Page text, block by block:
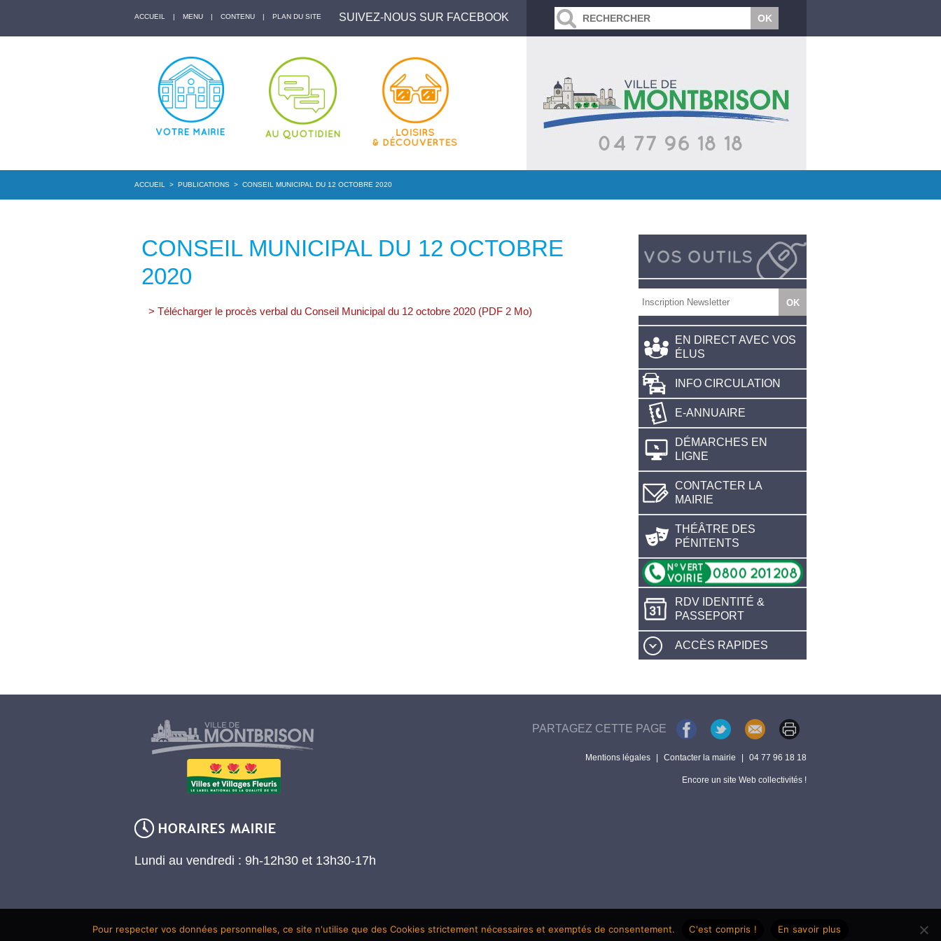
ACCUEIL | MENU | CONTENU | PLAN DU SITE SUIVEZ-NOUS SUR FACEBOOK
ACCUEIL > PUBLICATIONS > CONSEIL MUNICIPAL DU 12 OCTOBRE 2020
CONSEIL MUNICIPAL DU 12 OCTOBRE
2020
> Télécharger le procès verbal du Conseil Municipal du 12 octobre 2020 (PDF 2 Mo)
EN DIRECT AVEC VOS
ÉLUS
INFO CIRCULATION
E-ANNUAIRE
DÉMARCHES EN
LIGNE
CONTACTER LA
MAIRIE
THÉÂTRE DES
PÉNITENTS
RDV IDENTITÉ &
PASSEPORT
ACCÈS RAPIDES
Lundi au vendredi : 9h-12h30 et 13h30-17h
PARTAGEZ CETTE PAGE
Mentions légales Contacter la mairie 04 77 96 18 18
Encore un site Web collectivités !
Pour respecter vos données personnelles, ce site n'utilise que des Cookies strictement nécessaires et exemptés de consentement. C'est compris ! En savoir plus